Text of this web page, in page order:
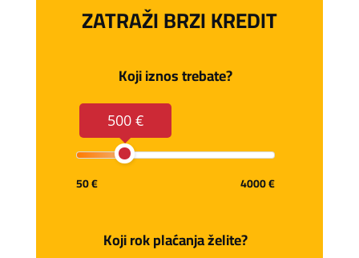
ZATRAŽI BRZI KREDIT
Koji iznos trebate?
500 €
50 € 4000 €
Koji rok plaćanja želite?